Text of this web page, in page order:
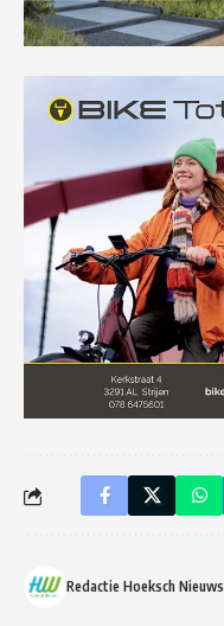
Redactie Hoeksch Nieuws